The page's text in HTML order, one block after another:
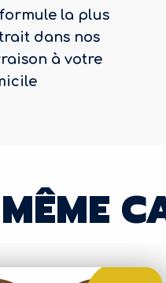
la plus
dans nos
à votre